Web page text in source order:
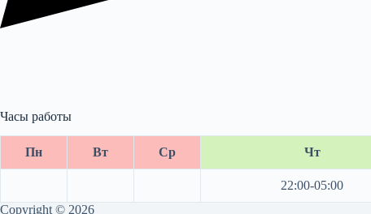
Часы работы
Пн Вт Ср Чт
22:00-05:00
Copyright © 2026